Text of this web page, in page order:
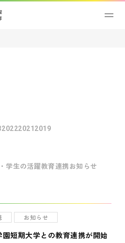
20222021 2019
学生の活躍教育連携お知らせ
お知らせ
短期大学との教育連携が開始